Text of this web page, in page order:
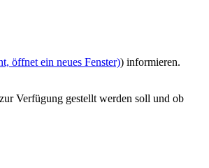
öffnet ein neues Fenster)) informieren.
Verfügung gestellt werden soll und ob